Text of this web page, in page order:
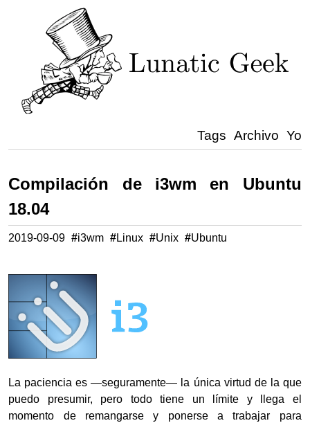
Tags Archivo Yo
Compilación de i3wm en Ubuntu
18.04
2019-09-09 #i3wm #Linux #Unix #Ubuntu
La paciencia es —seguramente— la única virtud de la que
puedo presumir, pero todo tiene un límite y llega el
momento de remangarse y ponerse a trabajar para